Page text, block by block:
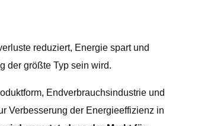
reduziert, Energie spart und
der größte Typ sein wird.
Endverbrauchsindustrie und
Verbesserung der Energieeffizienz in